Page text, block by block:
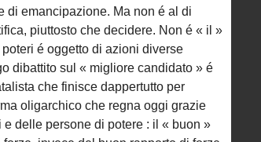
di emancipazione. Ma non é al di
piuttosto che decidere. Non é « il »
é oggetto di azioni diverse
dibattito sul « migliore candidato » é
che finisce dappertutto per
oligarchico che regna oggi grazie
delle persone di potere : il « buon »